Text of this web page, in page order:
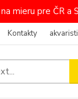
mieru pre ČR
Kontakty